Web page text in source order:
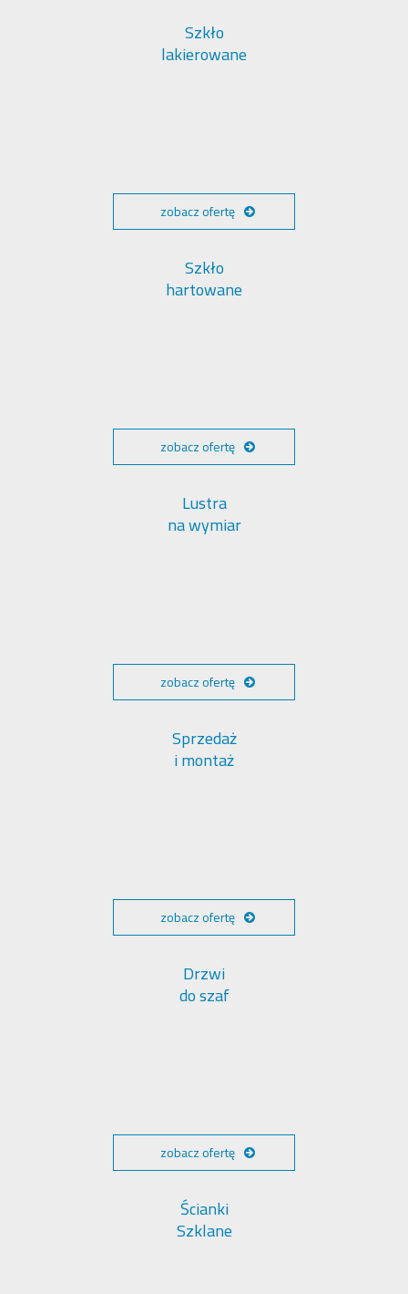
Szkło
lakierowane
zobacz ofertę
Szkło
hartowane
zobacz ofertę
Lustra
na wymiar
zobacz ofertę
Sprzedaż
i montaż
zobacz ofertę
Drzwi
do szaf
zobacz ofertę
Ścianki
Szklane